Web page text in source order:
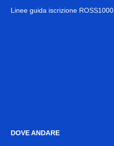
Linee guida iscrizione ROSS1000
DOVE ANDARE